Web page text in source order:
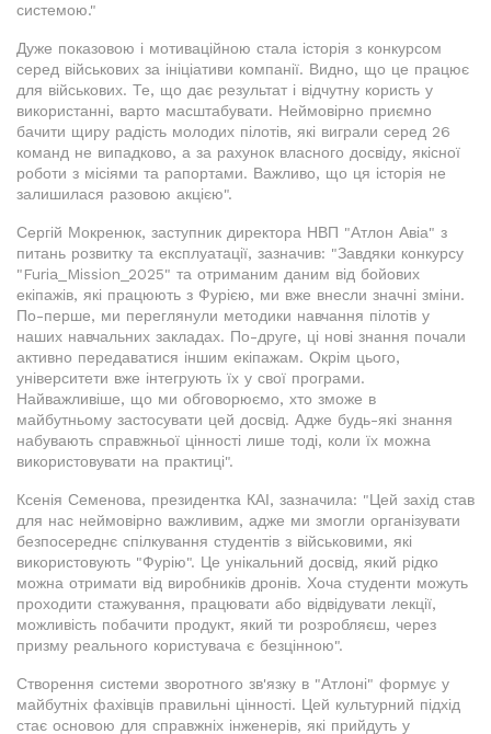
системою."
Дуже показовою і мотиваційною стала історія з конкурсом
серед військових за ініціативи компанії. Видно, що це працює
для військових. Те, що дає результат і відчутну користь у
використанні, варто масштабувати. Неймовірно приємно
бачити щиру радість молодих пілотів, які виграли серед 26
команд не випадково, а за рахунок власного досвіду, якісної
роботи з місіями та рапортами. Важливо, що ця історія не
залишилася разовою акцією".
Сергій Мокренюк, заступник директора НВП "Атлон Авіа" з
питань розвитку та експлуатації, зазначив: "Завдяки конкурсу
"Furia_Mission_2025" та отриманим даним від бойових
екіпажів, які працюють з Фурією, ми вже внесли значні зміни.
По-перше, ми переглянули методики навчання пілотів у
наших навчальних закладах. По-друге, ці нові знання почали
активно передаватися іншим екіпажам. Окрім цього,
університети вже інтегрують їх у свої програми.
Найважливіше, що ми обговорюємо, хто зможе в
майбутньому застосувати цей досвід. Адже будь-які знання
набувають справжньої цінності лише тоді, коли їх можна
використовувати на практиці".
Ксенія Семенова, президентка КАІ, зазначила: "Цей захід став
для нас неймовірно важливим, адже ми змогли організувати
безпосереднє спілкування студентів з військовими, які
використовують "Фурію". Це унікальний досвід, який рідко
можна отримати від виробників дронів. Хоча студенти можуть
проходити стажування, працювати або відвідувати лекції,
можливість побачити продукт, який ти розробляєш, через
призму реального користувача є безцінною".
Створення системи зворотного зв'язку в "Атлоні" формує у
майбутніх фахівців правильні цінності. Цей культурний підхід
стає основою для справжніх інженерів, які прийдуть у